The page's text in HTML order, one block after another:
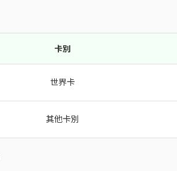
卡別
世界卡
其他卡別